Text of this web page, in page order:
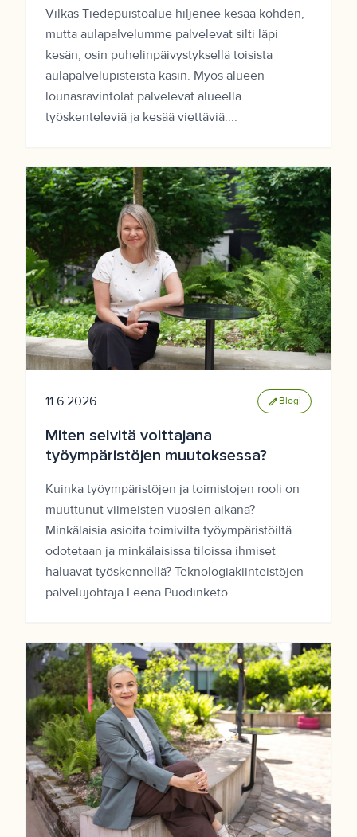
Vilkas Tiedepuistoalue hiljenee kesää kohden,
mutta aulapalvelumme palvelevat silti läpi
kesän, osin puhelinpäivystyksellä toisista
aulapalvelupisteistä käsin. Myös alueen
lounasravintolat palvelevat alueella
työskenteleviä ja kesää viettäviä....
11.6.2026 edit Blogi
Miten selvitä voittajana
työympäristöjen muutoksessa?
Kuinka työympäristöjen ja toimistojen rooli on
muuttunut viimeisten vuosien aikana?
Minkälaisia asioita toimivilta työympäristöiltä
odotetaan ja minkälaisissa tiloissa ihmiset
haluavat työskennellä? Teknologiakiinteistöjen
palvelujohtaja Leena Puodinketo...